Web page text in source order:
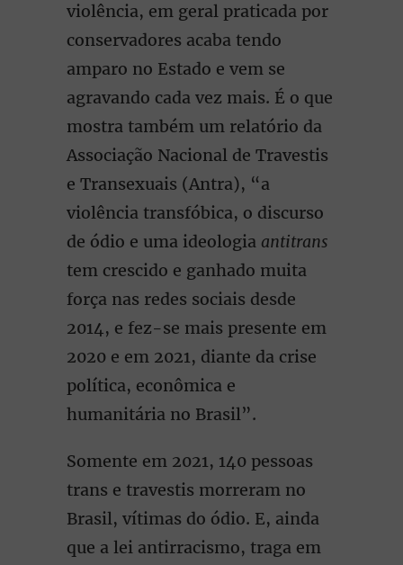
violência, em geral praticada por
conservadores acaba tendo
amparo no Estado e vem se
agravando cada vez mais. É o que
mostra também um relatório da
Associação Nacional de Travestis
e Transexuais (Antra), “a
violência transfóbica, o discurso
de ódio e uma ideologia antitrans
tem crescido e ganhado muita
força nas redes sociais desde
2014, e fez-se mais presente em
2020 e em 2021, diante da crise
política, econômica e
humanitária no Brasil”.
Somente em 2021, 140 pessoas
trans e travestis morreram no
Brasil, vítimas do ódio. E, ainda
que a lei antirracismo, traga em